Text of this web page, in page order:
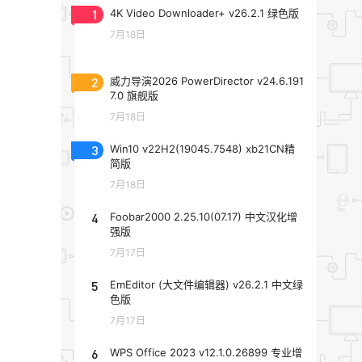
1 4K Video Downloader+ v26.2.1 绿色版
7月18日
2
威力导演2026 PowerDirector v24.6.191
7.0 旗舰版
7月18日
3
Win10 v22H2(19045.7548) xb21CN精
简版
7月18日
4
Foobar2000 2.25.10(07.17) 中文汉化增
强版
7月17日
5
EmEditor (大文件编辑器) v26.2.1 中文绿
色版
7月17日
6
WPS Office 2023 v12.1.0.26899 专业增